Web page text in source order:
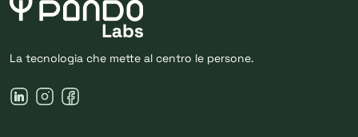
La tecnologia che mette al centro le persone.